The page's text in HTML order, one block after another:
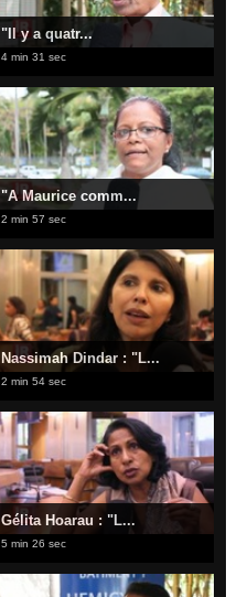
"Il y a quatr...
4 min 31 sec
"A Maurice comm...
2 min 57 sec
Nassimah Dindar : "L...
2 min 54 sec
Gélita Hoarau : "L...
5 min 26 sec